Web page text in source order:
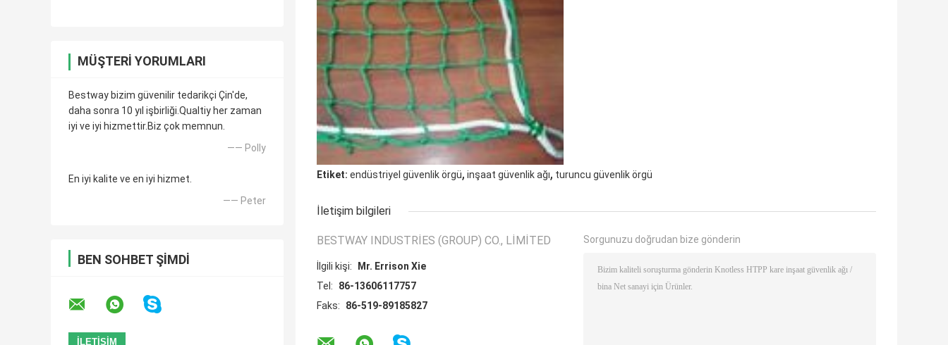
MÜŞTERI YORUMLARI
Bestway bizim güvenilir tedarikçi Çin'de,
daha sonra 10 yıl işbirliği.Qualtiy her zaman
iyi ve iyi hizmettir.Biz çok memnun.
—— Polly
En iyi kalite ve en iyi hizmet.
—— Peter
BEN SOHBET ŞIMDI
Etiket: endüstriyel güvenlik örgü, inşaat güvenlik ağı, turuncu güvenlik örgü
İletişim bilgileri
BESTWAY INDUSTRIES (GROUP) CO., LIMITED
İlgili kişi:
Mr. Errison Xie
Tel:
86-13606117757
Faks:
86-519-89185827
Sorgunuzu doğrudan bize gönderin